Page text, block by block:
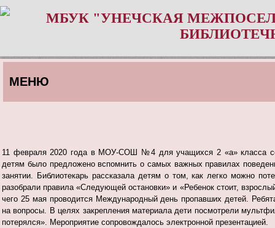
МБУК "УНЕЧСКАЯ
МЕНЮ
11 февраля 2020 года в МОУ-СОШ №4 для учащихся 2 «а» класса
детям было предложено вспомнить о самых важных правилах
занятии. Библиотекарь рассказала детям о том, как легко можно
разобрали правила «Следующей остановки» и «Ребенок стоит,
чего 25 мая проводится Международный день пропавших детей.
на вопросы. В целях закрепления материала дети посмотрели
потерялся». Мероприятие сопровождалось электронной презентацией.